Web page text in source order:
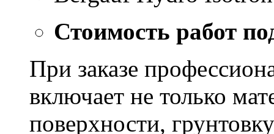
Стоимость работ
При заказе
включает не только
поверхности,